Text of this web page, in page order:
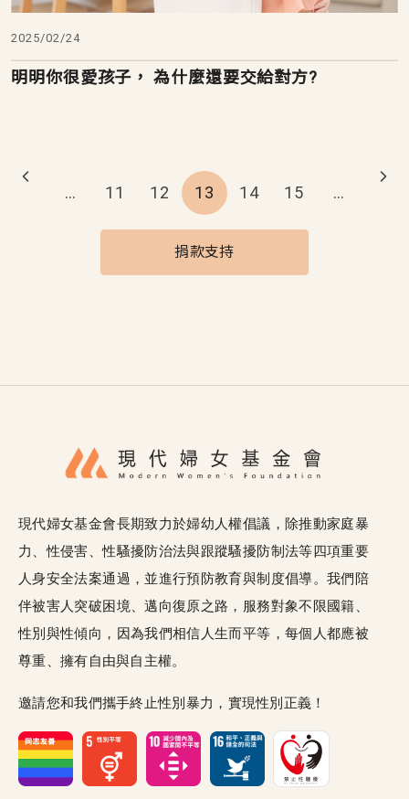
2025/02/24
明明你很愛孩子， 為什麼還要交給對方?
Pagination
… 11 12 13 14 15 …
捐款支持
現代婦女基金會長期致力於婦幼人權倡議，除推動家庭暴
力、性侵害、性騷擾防治法與跟蹤騷擾防制法等四項重要
人身安全法案通過，並進行預防教育與制度倡導。我們陪
伴被害人突破困境、邁向復原之路，服務對象不限國籍、
性別與性傾向，因為我們相信人生而平等，每個人都應被
尊重、擁有自由與自主權。
邀請您和我們攜手終止性別暴力，實現性別正義！